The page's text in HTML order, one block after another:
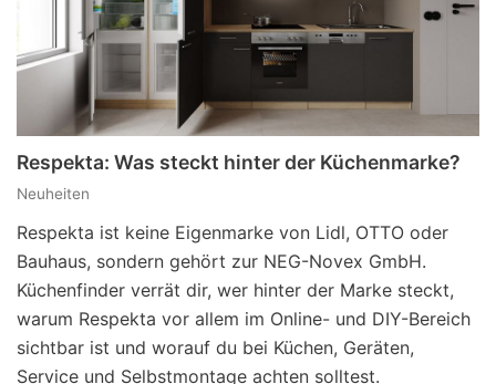
Respekta: Was steckt hinter der Küchenmarke?
Neuheiten
Respekta ist keine Eigenmarke von Lidl, OTTO oder
Bauhaus, sondern gehört zur NEG-Novex GmbH.
Küchenfinder verrät dir, wer hinter der Marke steckt,
warum Respekta vor allem im Online- und DIY-Bereich
sichtbar ist und worauf du bei Küchen, Geräten,
Service und Selbstmontage achten solltest.